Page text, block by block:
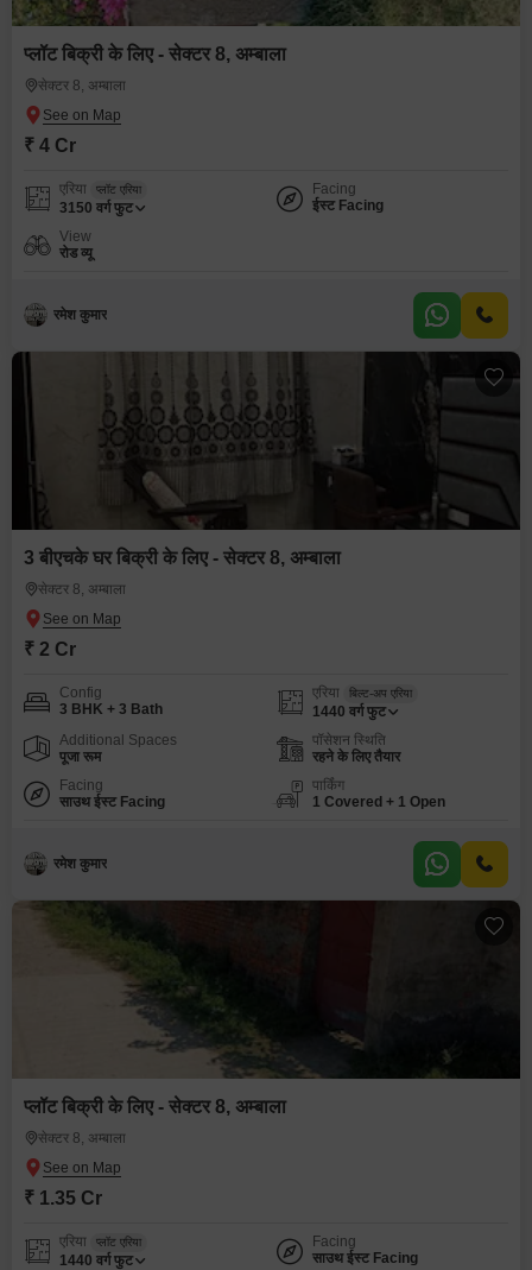
प्लॉट बिक्री के लिए - सेक्टर 8, अम्बाला
सेक्टर 8, अम्बाला
₹ 4 Cr
एरिया प्लॉट एरिया
3150 वर्ग फुट
Facing
ईस्ट Facing
View
रोड व्यू
रमेश कुमार
3 बीएचके घर बिक्री के लिए - सेक्टर 8, अम्बाला
सेक्टर 8, अम्बाला
₹ 2 Cr
Config
3 BHK + 3 Bath
एरिया बिल्ट-अप एरिया
1440 वर्ग फुट
Additional Spaces
पूजा रूम
पॉसेशन स्थिति
रहने के लिए तैयार
Facing
साउथ ईस्ट Facing
पार्किंग
1 Covered + 1 Open
रमेश कुमार
प्लॉट बिक्री के लिए - सेक्टर 8, अम्बाला
सेक्टर 8, अम्बाला
₹ 1.35 Cr
एरिया प्लॉट एरिया
1440 वर्ग फुट
Facing
साउथ ईस्ट Facing